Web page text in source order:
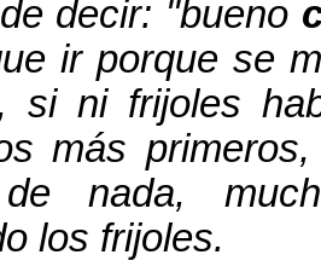
decir: "bueno
ir porque se
si ni frijoles
más
nada,
los frijoles.